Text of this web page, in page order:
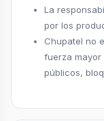
La
por los
Chupatel no
fuerza
públicos,